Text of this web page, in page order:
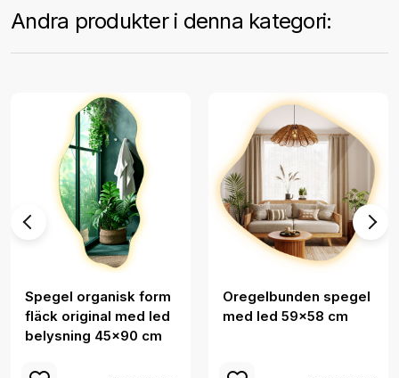
Andra produkter i denna kategori:
Spegel organisk form
fläck original med led
belysning 45x90 cm
Oregelbunden spegel
med led 59x58 cm